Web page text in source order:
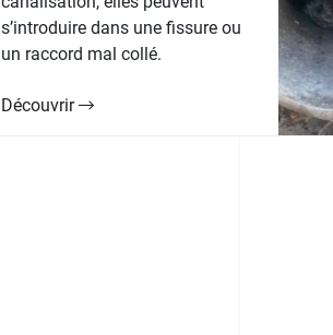
s’introduire dans une fissure ou
un raccord mal collé.
Découvrir